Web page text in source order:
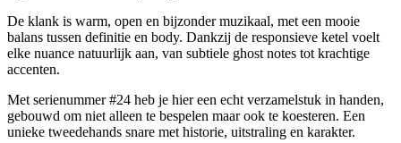
De klank is warm, open en bijzonder muzikaal, met een mooie
balans tussen definitie en body. Dankzij de responsieve ketel voelt
elke nuance natuurlijk aan, van subtiele ghost notes tot krachtige
accenten.
Met serienummer #24 heb je hier een echt verzamelstuk in handen,
gebouwd om niet alleen te bespelen maar ook te koesteren. Een
unieke tweedehands snare met historie, uitstraling en karakter.